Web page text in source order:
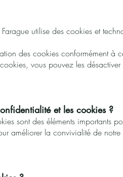
utilise des cookies et
des cookies conformément à
vous pouvez les
et les cookies ?
sont des éléments importants
améliorer la convivialité de